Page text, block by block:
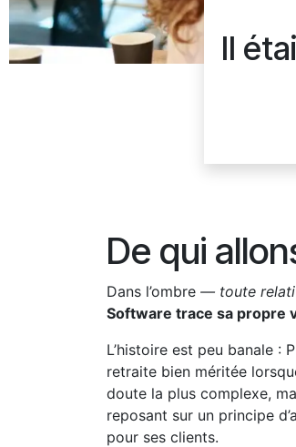
Il
De qui
Dans l’ombre — toute
Software trace sa propre
L’histoire est peu banale :
retraite bien méritée
doute la plus complexe,
reposant sur un principe
pour ses clients.